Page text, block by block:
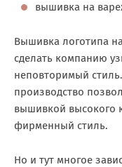
вышивка на
Вышивка логотипа
сделать компанию
неповторимый
производство
вышивкой высокого
фирменный стиль.
Но и тут многое